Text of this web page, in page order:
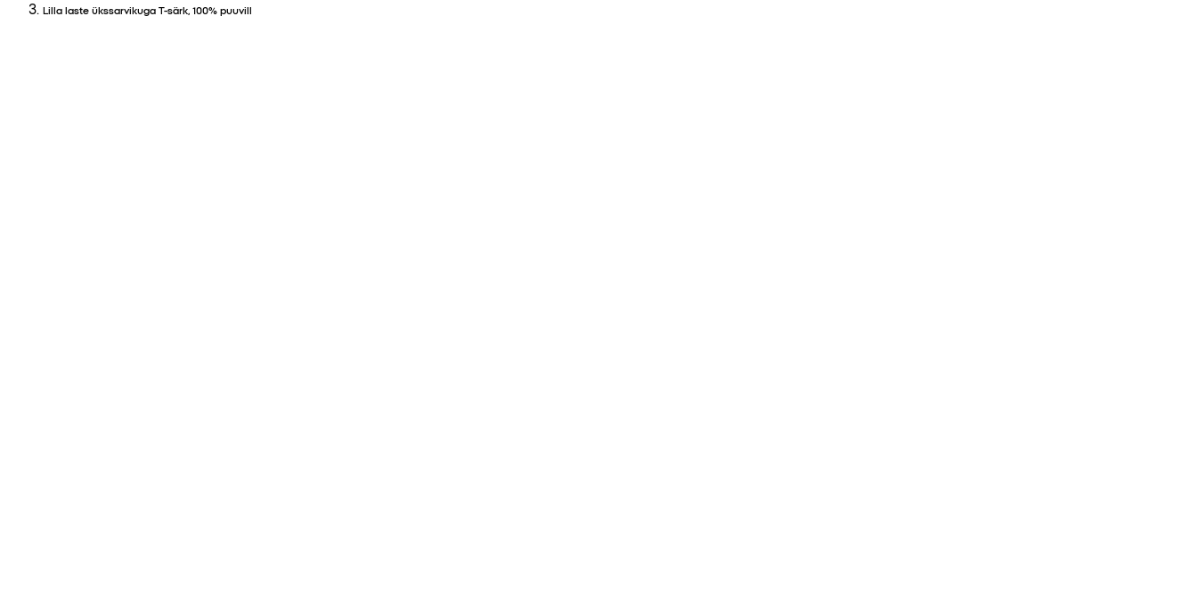
Lilla laste ükssarvikuga T-särk, 100% puuvill